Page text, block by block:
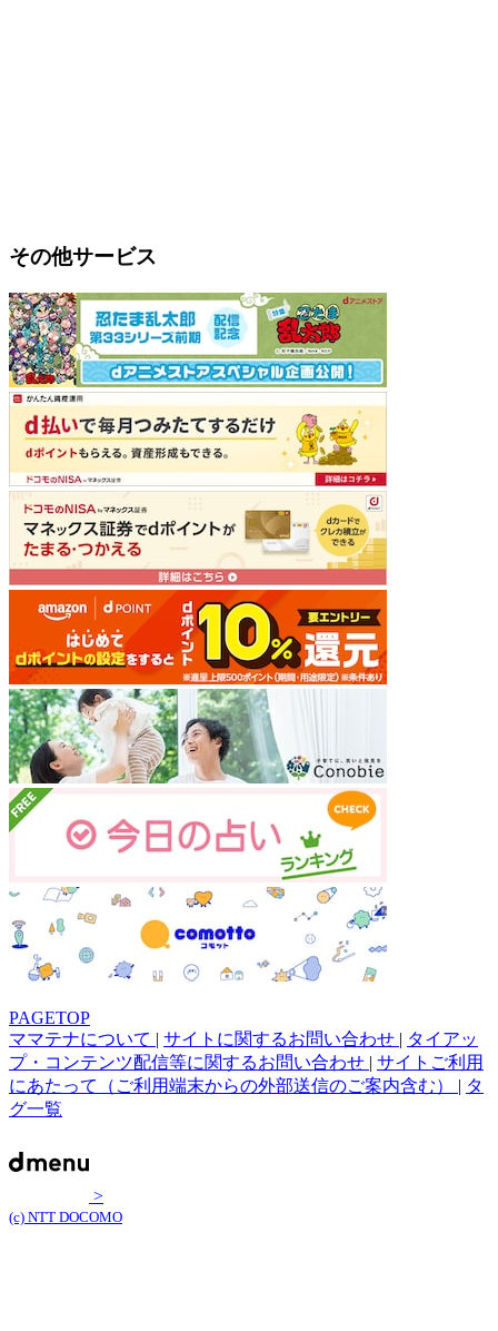
その他サービス
PAGETOP
ママテナについて | サイトに関するお問い合わせ | タイアッ
プ・コンテンツ配信等に関するお問い合わせ | サイトご利用
にあたって（ご利用端末からの外部送信のご案内含む） | タ
グ一覧
>
(c) NTT DOCOMO